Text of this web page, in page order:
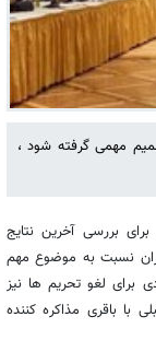
مهمی گرفته شود ،
بررسی آخرین نتایج
نسبت به موضوع مهم
قانون اقدام راهبردی برای لغو تحریم ها نیز
باقری مذاکره کننده